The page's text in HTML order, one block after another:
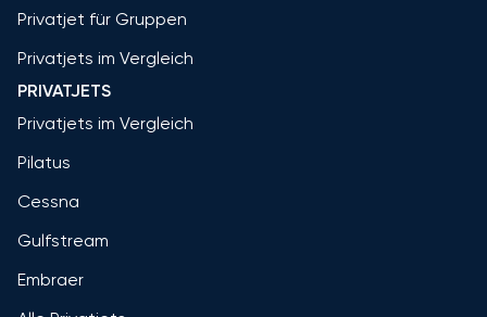
Privatjet für Gruppen
Privatjets im Vergleich
PRIVATJETS
Privatjets im Vergleich
Pilatus
Cessna
Gulfstream
Embraer